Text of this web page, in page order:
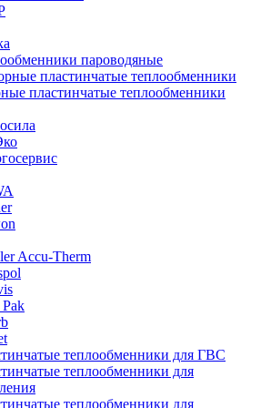
пароводяные
пластинчатые теплообменники
пластинчатые теплообменники
Accu-Therm
Pak
теплообменники для ГВС
теплообменники для
теплообменники для